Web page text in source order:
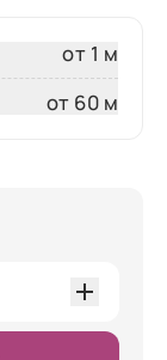
от 1 м
от 60 м